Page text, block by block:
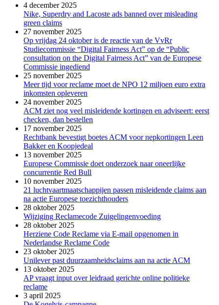
4 december 2025
Nike, Superdry and Lacoste ads banned over misleading
green claims
27 november 2025
Op vrijdag 24 oktober is de reactie van de VvRr
Studiecommissie “Digital Fairness Act” op de “Public
consultation on the Digital Fairness Act” van de Europese
Commissie ingediend
25 november 2025
Meer tijd voor reclame moet de NPO 12 miljoen euro extra
inkomsten opleveren
24 november 2025
ACM ziet nog veel misleidende kortingen en adviseert: eerst
checken, dan bestellen
17 november 2025
Rechtbank bevestigt boetes ACM voor nepkortingen Leen
Bakker en Koopjedeal
13 november 2025
Europese Commissie doet onderzoek naar oneerlijke
concurrentie Red Bull
10 november 2025
21 luchtvaartmaatschappijen passen misleidende claims aan
na actie Europese toezichthouders
28 oktober 2025
Wijziging Reclamecode Zuigelingenvoeding
28 oktober 2025
Herziene Code Reclame via E-mail opgenomen in
Nederlandse Reclame Code
23 oktober 2025
Unilever past duurzaamheidsclaims aan na actie ACM
13 oktober 2025
AP vraagt input over leidraad gerichte online politieke
reclame
3 april 2025